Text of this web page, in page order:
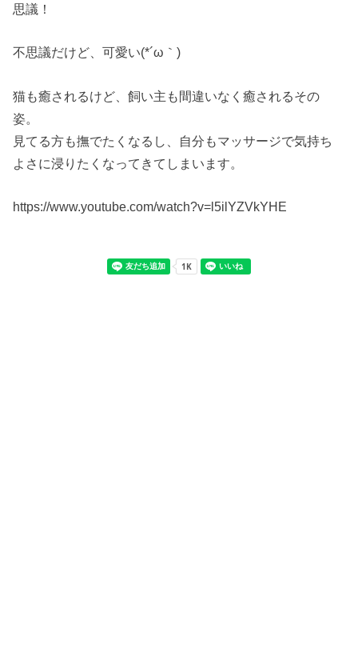
思議！
不思議だけど、可愛い(*´ω｀)
猫も癒されるけど、飼い主も間違いなく癒されるその
姿。
見てる方も撫でたくなるし、自分もマッサージで気持ち
よさに浸りたくなってきてしまいます。
https://www.youtube.com/watch?v=l5ilYZVkYHE